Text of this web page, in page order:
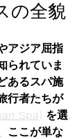
の全貌
アジア屈指
られていま
あるスパ施
行者たちが
Spa) を選
ここが単な